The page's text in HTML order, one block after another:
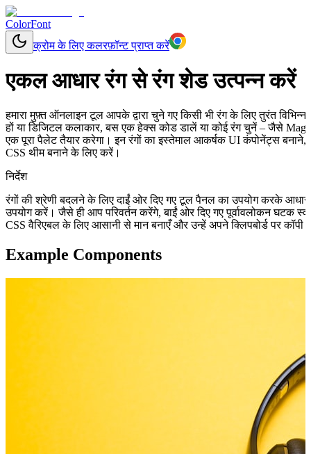
ColorFont
क्रोम के लिए कलरफ़ॉन्ट प्राप्त करें
एकल आधार रंग से रंग शेड उत्पन्न करें
हमारा मुफ़्त ऑनलाइन टूल आपके द्वारा चुने गए किसी भी रंग के लिए तुरंत
हों या डिजिटल कलाकार, बस एक हेक्स कोड डालें या कोई रंग चुनें – जैसे
एक पूरा पैलेट तैयार करेगा। इन रंगों का इस्तेमाल आकर्षक UI कंपोनेंट्स
CSS थीम बनाने के लिए करें।
निर्देश
रंगों की श्रेणी बदलने के लिए दाईं ओर दिए गए टूल पैनल का उपयोग करके
उपयोग करें। जैसे ही आप परिवर्तन करेंगे, बाईं ओर दिए गए पूर्वावलोकन घटक
CSS वैरिएबल के लिए आसानी से मान बनाएँ और उन्हें अपने क्लिपबोर्ड पर कॉपी
Example Components